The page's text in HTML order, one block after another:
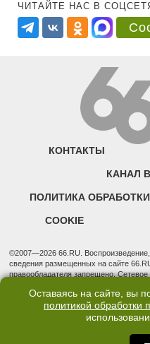
ЧИТАЙТЕ НАС В
КОНТАКТЫ
КАНАЛ В
ПОЛИТИКА
COOKIE
©2007—2026 66.RU.
сведения размещенных на сайте
правообладателя запрещено.
надзору в сфере связи,
(Роскомнадзор). Регистрационный
Учредитель: Общество с
3, оф. 7015 Фактический адрес
Оставаясь на сайте, вы
политикой обработки